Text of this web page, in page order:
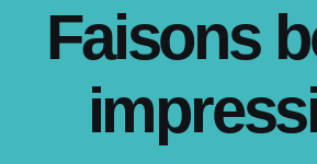
Faisons